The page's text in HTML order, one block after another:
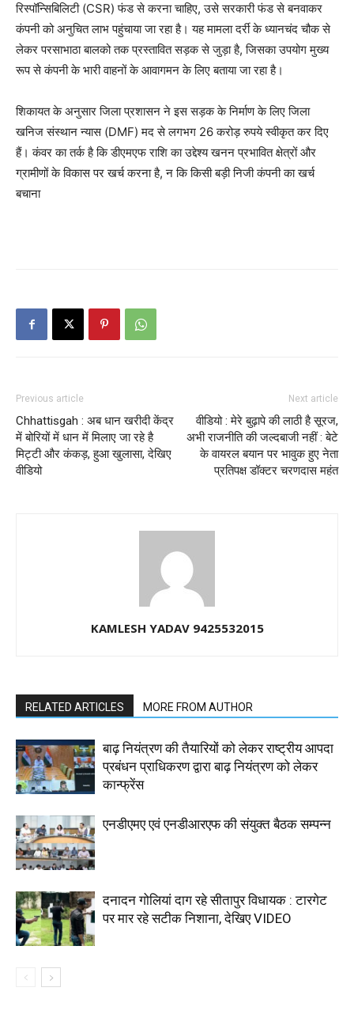
रिस्पॉन्सिबिलिटी (CSR) फंड से करना चाहिए, उसे सरकारी फंड से बनवाकर
कंपनी को अनुचित लाभ पहुंचाया जा रहा है। यह मामला दर्री के ध्यानचंद चौक से
लेकर परसाभाठा बालको तक प्रस्तावित सड़क से जुड़ा है, जिसका उपयोग मुख्य
रूप से कंपनी के भारी वाहनों के आवागमन के लिए बताया जा रहा है।
शिकायत के अनुसार जिला प्रशासन ने इस सड़क के निर्माण के लिए जिला
खनिज संस्थान न्यास (DMF) मद से लगभग 26 करोड़ रुपये स्वीकृत कर दिए
हैं। कंवर का तर्क है कि डीएमएफ राशि का उद्देश्य खनन प्रभावित क्षेत्रों और
ग्रामीणों के विकास पर खर्च करना है, न कि किसी बड़ी निजी कंपनी का खर्च
बचाना
Previous article
Chhattisgah : अब धान खरीदी केंद्र
में बोरियों में धान में मिलाए जा रहे है
मिट्टी और कंकड़, हुआ खुलासा, देखिए
वीडियो
Next article
वीडियो : मेरे बुढ़ापे की लाठी है सूरज,
अभी राजनीति की जल्दबाजी नहीं : बेटे
के वायरल बयान पर भावुक हुए नेता
प्रतिपक्ष डॉक्टर चरणदास महंत
KAMLESH YADAV 9425532015
RELATED ARTICLES MORE FROM AUTHOR
बाढ़ नियंत्रण की तैयारियों को लेकर राष्ट्रीय आपदा
प्रबंधन प्राधिकरण द्वारा बाढ़ नियंत्रण को लेकर
कान्फ्रेंस
एनडीएमए एवं एनडीआरएफ की संयुक्त बैठक सम्पन्न
दनादन गोलियां दाग रहे सीतापुर विधायक : टारगेट
पर मार रहे सटीक निशाना, देखिए VIDEO